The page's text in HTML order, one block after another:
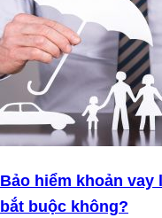
Bảo hiểm khoản vay
bắt buộc không?